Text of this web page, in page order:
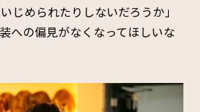
じめられたりしないだろうか」
への偏見がなくなってほしいな